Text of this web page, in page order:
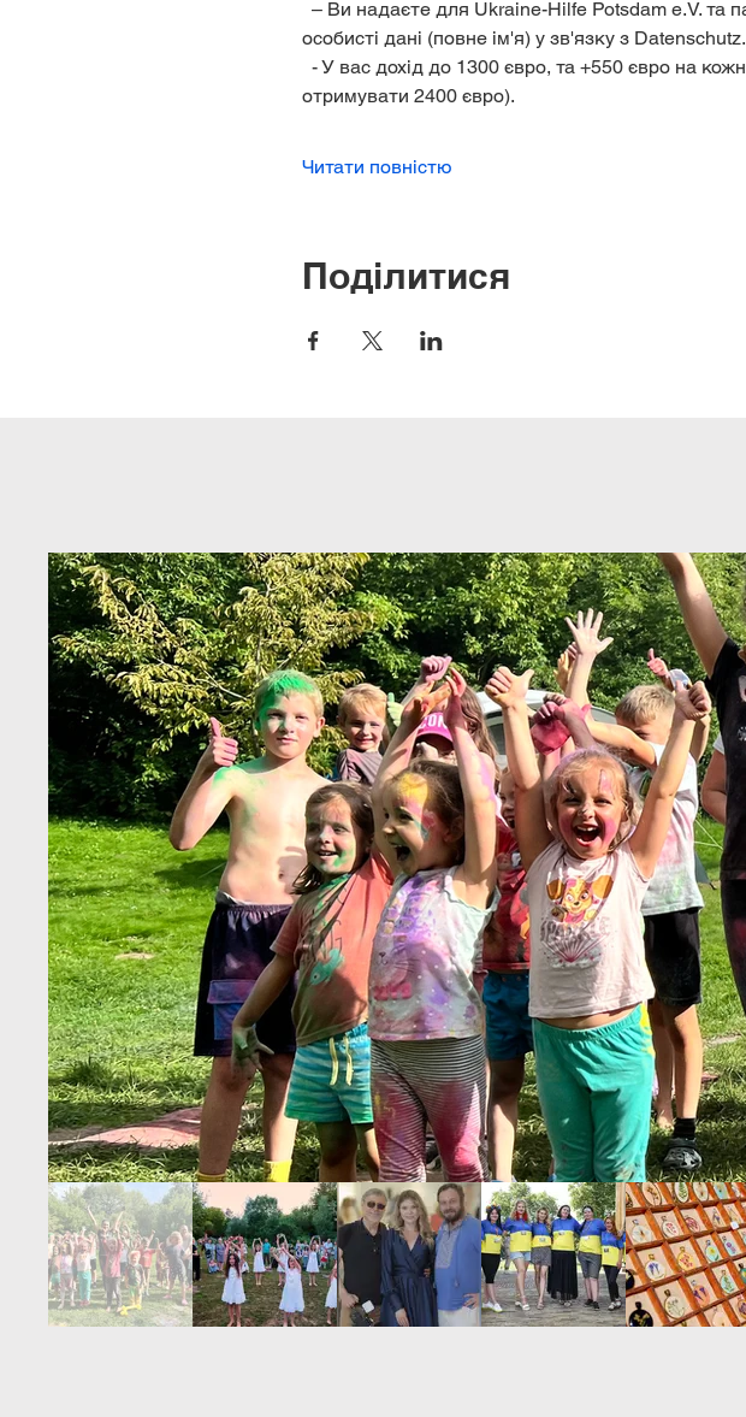
особисті дані (повне ім'я) у зв'язку з Datenschutz.
отримувати 2400 євро).
Читати повністю
Поділитися